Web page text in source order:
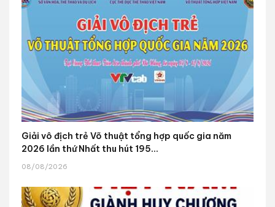
Giải vô địch trẻ Võ thuật tổng hợp quốc gia năm
2026 lần thứ Nhất thu hút 195...
08/08/2026